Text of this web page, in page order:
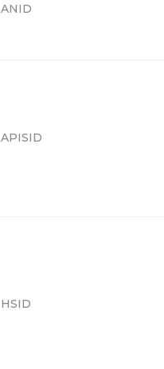
ANID
APISID
HSID